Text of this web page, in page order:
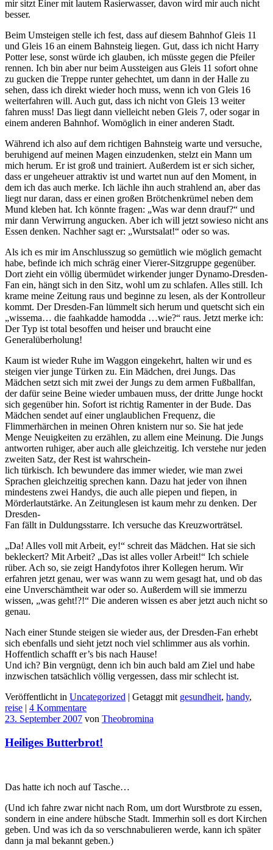
mir sitzt Einer mit lautem Rasierwasser, davon wird mir auch nicht
besser.
Beim Umsteigen stelle ich fest, dass auf diesem Bahnhof Gleis 11
und Gleis 16 an einem Bahnsteig liegen. Gut, dass ich nicht Harry
Potter lese, sonst würde ich glauben, ich müsste gegen die Pfeiler
rennen. Ich bin aber nur beim Aussteigen aus Gleis 11 sofort ohne
zu gucken die Treppe runter gehechtet, um dann in der Halle zu
sehen, dass ich direkt wieder hoch muss, wenn ich von Gleis 16
weiterfahren will. Auch gut, dass ich nicht von Gleis 13 weiter
fahren muss! Das liegt dann vielleicht neben Gleis 7, oder sogar in
einem anderen Bahnhof. Womöglich in einer anderen Stadt.
Während ich also auf dem richtigen Bahnsteig warte und versuche,
beruhigend auf meinen Magen einzudenken, stelzt ein Mann um
mich herum. Er ist groß und trainiert. Außerdem ist er sich sicher,
dass er ungeheuer attraktiv ist und wartet nun auf den Moment, in
dem ich das auch merke. Ich lächle ihn auch strahlend an, aber das
liegt nur daran, dass er einen großen Brötchenkrümel neben dem
Mund kleben hat. Ich könnte fragen: „Was war denn drauf?“ und
mir dann Verwirrung angucken. Aber ich will jetzt sowieso nicht ans
Essen denken. Nachher sagt er: „Wurstsalat!“ oder so was.
Als ich es mir im Anschlusszug so gemütlich wie möglich gemacht
habe, befinde ich mich schräg einer Vierer-Sitzgruppe gegenüber.
Dort zieht ein völlig übermüdet wirkender junger Dynamo-Dresden-
Fan ein, hängt sich in den Sitz, wohl um zu schlafen. Alles still. Ich
krame meine Zeitung raus und beginne zu lesen, als der Kontrolleur
kommt. Der Dresden-Fan lümmelt sich herum und quetscht sich ein
„wissema… die faahkadde hamodda …wie?“ raus. Jetzt merke ich:
Der Typ ist total besoffen und heiser und braucht eine
Generalüberholung!
Kaum ist wieder Ruhe im Waggon eingekehrt, halten wir und es
steigen vier junge Türken zu. Ein Mädchen, drei Jungs. Das
Mädchen setzt sich mit zwei der Jungs zu dem armen Fußballfan,
der dafür seine Beine wieder umbauen muss, der dritte Junge hockt
sich gegenüber hin. Sofort ist richtig Ramenter in der Bude. Das
Mädchen sendet auf einer unglaublichen Frequenz, die
Flimmerhärchen in meinen Ohren knistern nur so. Sie hat jede
Menge Neuigkeiten zu erzählen, zu allem eine Meinung. Die Jungs
antworten ruhiger, aber auch alle gleichzeitig. Ich verstehe nur jeden
zweiten Satz, der Rest ist wahrschein-
lich türkisch. Ich bewundere das immer wieder, wie man zwei
Sprachen gleichzeitig sprechen kann. Dazu hat jeder von ihnen
mindestens zwei Handys, die auch alle piepen und fiepen, in
Mörderlautstärke. An Zeitunglesen ist kaum mehr zu denken. Der
Dresden-
Fan fällt in Duldungsstarre. Ich versuche das Kreuzworträtsel.
„Da! Alles voll mit Arbeit, ey!“ schreit das Mädchen. Hat sie sich
bekleckert? Mit Arbeit? „Das ist alles voller Arbeit!“ Ich schiele
rüber. Ach so, sie zeigt Handyfotos ihrer Kollegen herum. Wir
erfahren jetzt genau, wer was wann zu wem gesagt hat, und ob das
eine Unverschämtheit war oder so. Außerdem will sie immerzu
wissen, „was geht!?!“ Die anderen wissen es aber jetzt auch nicht so
genau.
Nach einer Stunde steigen sie wieder aus, der Dresden-Fan erhebt
sich ebenfalls und sieht jetzt noch viel schlimmer aus als vorhin.
Hoffentlich schafft er’s bis nach Hause!
Und ich? Bin vergnügt, denn ich bin auch bald am Ziel und habe
inzwischen tatsächlich völlig vergessen, dass mir schlecht ist.
Veröffentlicht in Uncategorized | Getaggt mit gesundheit, handy,
reise | 4 Kommentare
23. September 2007 von Theobromina
Heiliges Butterbrot!
Das hatte ich noch auf Tasche…
(Und ich fahre zwar nicht nach Rom, um dort Wurstbrote zu essen,
sondern in eine andere hübsche Stadt. Immerhin soll es dort Kirchen
geben. Und was ich da so verschnabulieren werde, kann ich später
dann ja mal bekannt geben.)